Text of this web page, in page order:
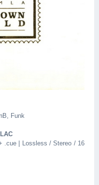
Funk
.cue | Lossless / Stereo / 16